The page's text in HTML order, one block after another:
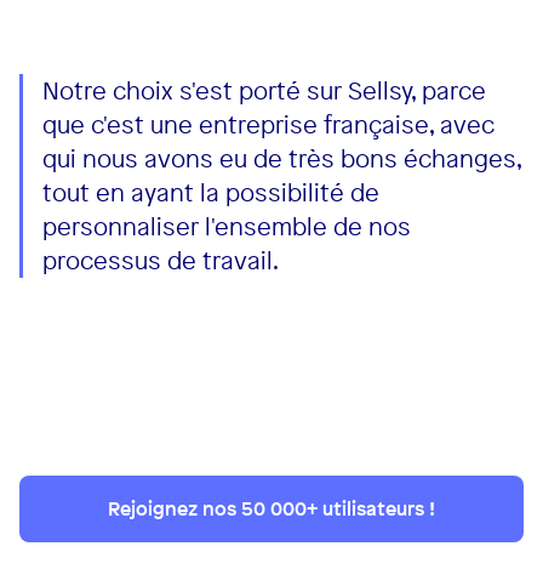
Notre choix s'est porté sur Sellsy, parce
que c'est une entreprise française, avec
qui nous avons eu de très bons échanges,
tout en ayant la possibilité de
personnaliser l'ensemble de nos
processus de travail.
Rejoignez nos 50 000+ utilisateurs !